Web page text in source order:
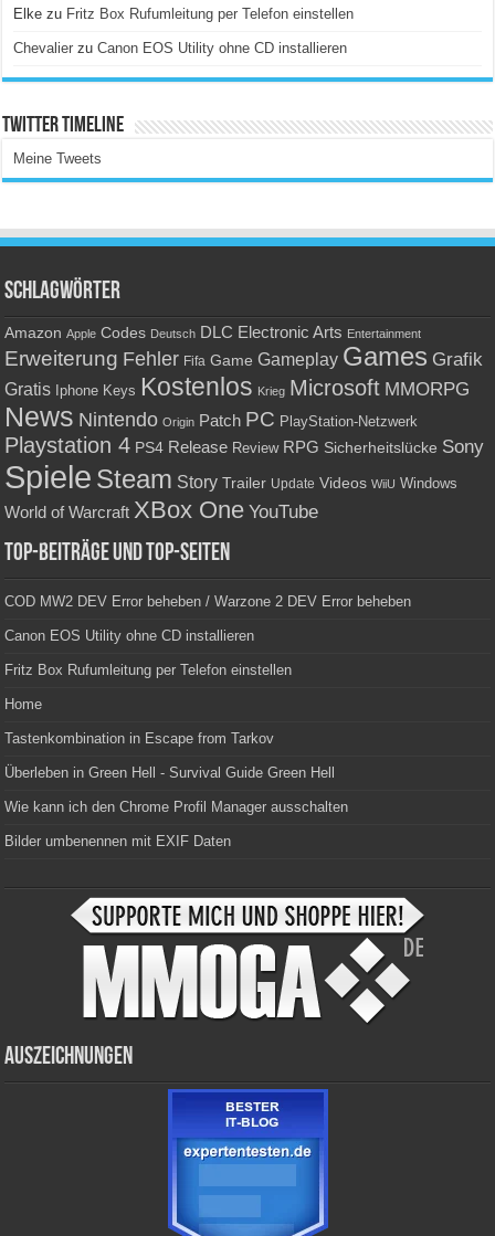
Elke zu Fritz Box Rufumleitung per Telefon einstellen
Chevalier zuCanon EOS Utility ohne CD installieren
Twitter Timeline
Meine Tweets
Schlagwörter
Amazon Apple Codes Deutsch DLC Electronic Arts Entertainment
Erweiterung Fehler Fifa Game Gameplay Games Grafik
Gratis Iphone Keys Kostenlos Krieg Microsoft MMORPG
News Nintendo Origin Patch PC PlayStation-Netzwerk
Playstation 4 PS4 Release Review RPG Sicherheitslücke Sony
Spiele Steam Story Trailer Update Videos WiiU Windows
World of Warcraft XBox One YouTube
Top-Beiträge und Top-Seiten
COD MW2 DEV Error beheben / Warzone 2 DEV Error beheben
Canon EOS Utility ohne CD installieren
Fritz Box Rufumleitung per Telefon einstellen
Home
Tastenkombination in Escape from Tarkov
Überleben in Green Hell - Survival Guide Green Hell
Wie kann ich den Chrome Profil Manager ausschalten
Bilder umbenennen mit EXIF Daten
Auszeichnungen